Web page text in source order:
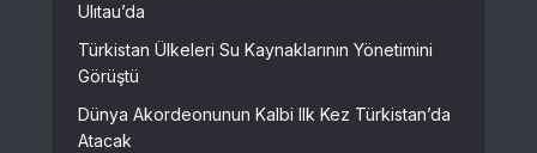
Ulıtau’da
Türkistan Ülkeleri Su Kaynaklarının Yönetimini
Görüştü
Dünya Akordeonunun Kalbi Ilk Kez Türkistan’da
Atacak